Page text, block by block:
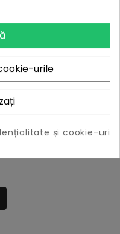
RGB lighting brings a
will take it to the next
and aggressive
good in any build. The
heat dissipation to
when using
lighting zones are all
use Viper RGB software.
urile
și cookie-uri